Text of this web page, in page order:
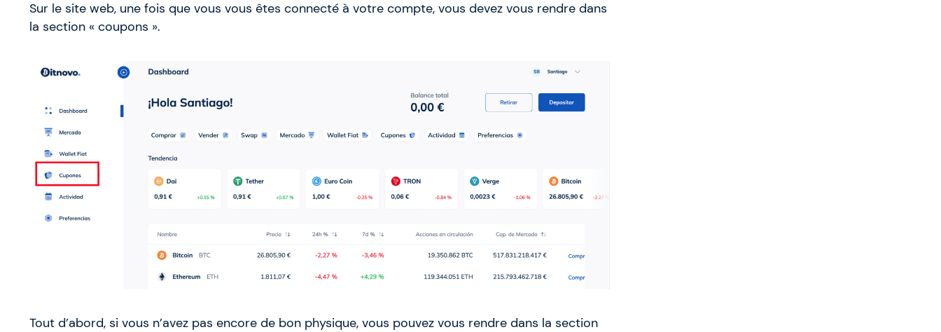
Sur le site web, une fois que vous vous êtes connecté à votre compte, vous devez vous rendre dans
la section « coupons ».
Tout d’abord, si vous n’avez pas encore de bon physique, vous pouvez vous rendre dans la section